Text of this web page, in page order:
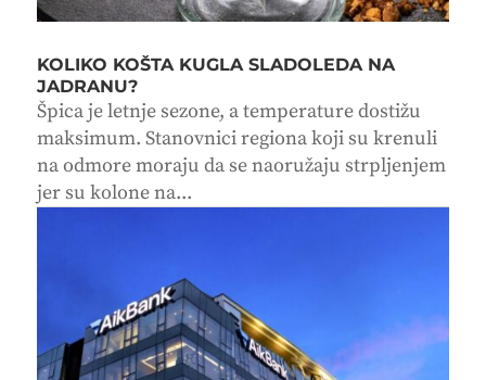
KOLIKO KOŠTA KUGLA SLADOLEDA NA
JADRANU?
Špica je letnje sezone, a temperature dostižu
maksimum. Stanovnici regiona koji su krenuli
na odmore moraju da se naoružaju strpljenjem
jer su kolone na...